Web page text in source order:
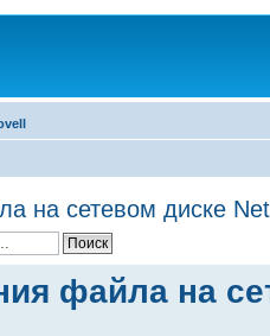
на сетевом диске
файла на